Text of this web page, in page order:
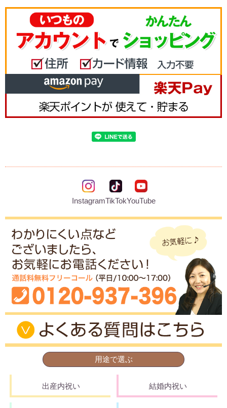
InstagramTikTokYouTube
用途で選ぶ
出産内祝い 結婚内祝い